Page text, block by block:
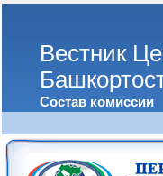
Вестник
Состав комиссии